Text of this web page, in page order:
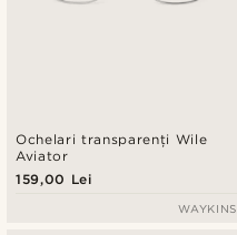
Ochelari transparenți Wile
Aviator
159,00 Lei
WAYKINS